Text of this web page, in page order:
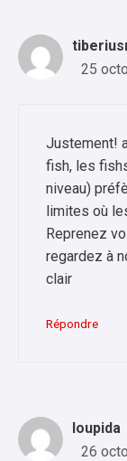
25
Justement!
fish, les
niveau)
limites où
Reprenez
regardez à
clair
Répondre
loupida
26